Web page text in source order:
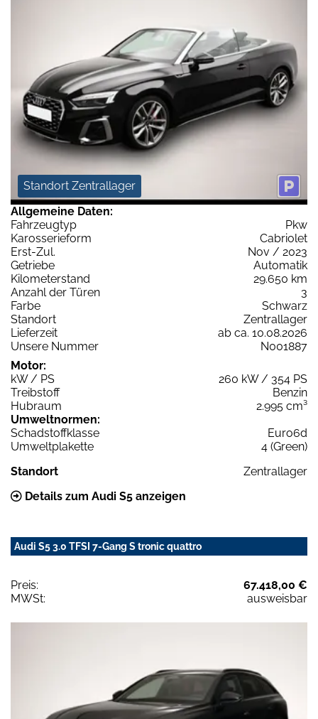
Standort Zentrallager
Allgemeine Daten:
Fahrzeugtyp
Pkw
Karosserieform
Cabriolet
Erst-Zul.
Nov / 2023
Getriebe
Automatik
Kilometerstand
29.650 km
Anzahl der Türen
3
Farbe
Schwarz
Standort
Zentrallager
Lieferzeit
ab ca. 10.08.2026
Unsere Nummer
N001887
Motor:
kW / PS
260 kW / 354 PS
Treibstoff
Benzin
Hubraum
2.995 cm³
Umweltnormen:
Schadstoffklasse
Euro6d
Umweltplakette
4 (Green)
Standort
Zentrallager
Details zum Audi S5 anzeigen
Audi S5 3.0 TFSI 7-Gang S tronic quattro
Preis:
67.418,00 €
MWSt:
ausweisbar